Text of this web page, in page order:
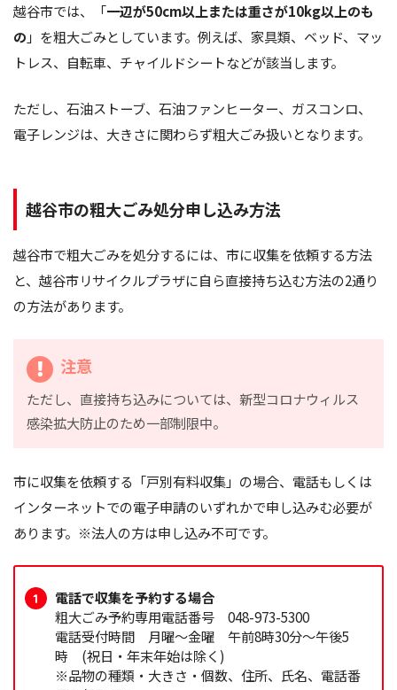
越谷市では、「一辺が50cm以上または重さが10kg以上のも
の 」を粗大ごみとしています。例えば、家具類、ベッド、マッ
トレス、自転車、チャイルドシートなどが該当します。
ただし、石油ストーブ、石油ファンヒーター、ガスコンロ、
電子レンジは、大きさに関わらず粗大ごみ扱いとなります。
越谷市の粗大ごみ処分申し込み方法
越谷市で粗大ごみを処分するには、市に収集を依頼する方法
と、越谷市リサイクルプラザに自ら直接持ち込む方法の2通り
の方法があります。
注意
ただし、直接持ち込みについては、新型コロナウィルス
感染拡大防止のため一部制限中。
市に収集を依頼する「戸別有料収集」の場合、電話もしくは
インターネットでの電子申請のいずれかで申し込みむ必要が
あります。※法人の方は申し込み不可です。
電話で収集を予約する場合
粗大ごみ予約専用電話番号 048-973-5300
電話受付時間 月曜～金曜 午前8時30分～午後5
時 (祝日・年末年始は除く)
※品物の種類・大きさ・個数、住所、氏名、電話番